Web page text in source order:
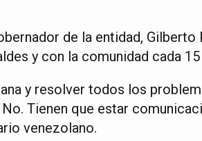
de la entidad, Gilberto
y con la comunidad cada 15
y resolver todos los
Tienen que estar
venezolano.